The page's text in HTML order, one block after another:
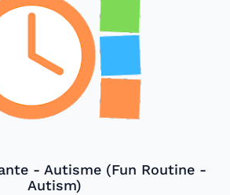
- Autisme (Fun Routine -
Autism)